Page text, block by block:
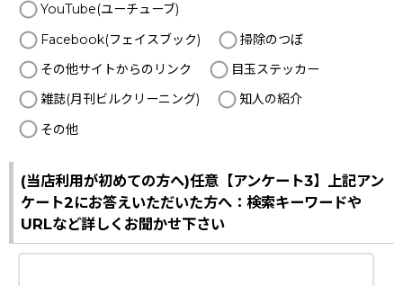
YouTube(ユーチューブ)
Facebook(フェイスブック)
掃除のつぼ
その他サイトからのリンク
目玉ステッカー
雑誌(月刊ビルクリーニング)
知人の紹介
その他
(当店利用が初めての方へ)任意【アンケート3】上記アン
ケート2にお答えいただいた方へ：検索キーワードや
URLなど詳しくお聞かせ下さい